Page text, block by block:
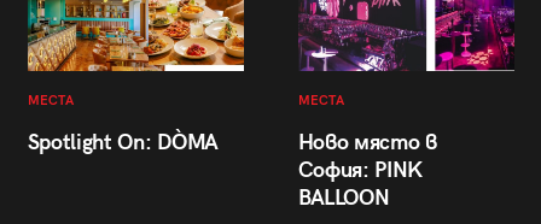
МЕСТА
Spotlight On: DÒMA
МЕСТА
Ново място в
София: PINK
BALLOON